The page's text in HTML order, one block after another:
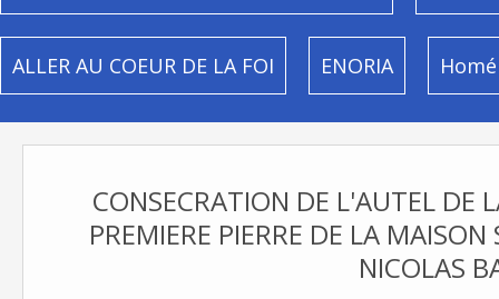
ALLER AU COEUR DE LA FOI ENORIA
CONSECRATION DE L'AUTEL DE
PREMIERE PIERRE DE LA
NICOLAS